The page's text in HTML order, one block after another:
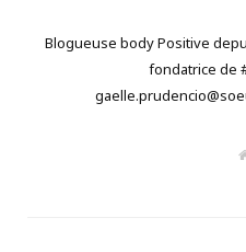
Blogueuse body Positive
fondatrice de